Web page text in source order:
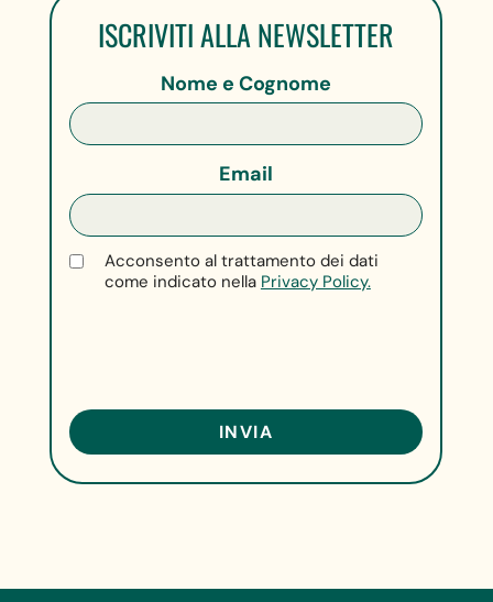
ISCRIVITI ALLA NEWSLETTER
Nome e Cognome
Email
Acconsento al trattamento dei dati
come indicato nella Privacy Policy.